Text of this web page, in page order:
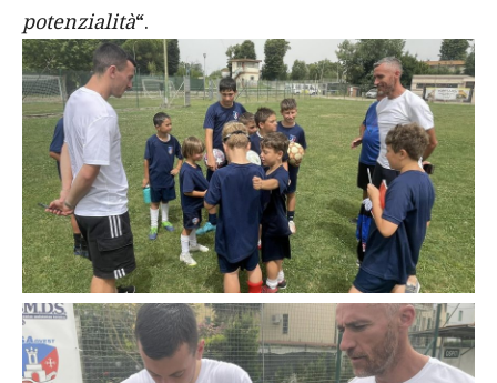
potenzialità“.